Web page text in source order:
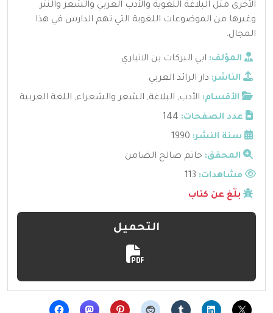
الأخرى مثل البلاغة اللغوية والأدب العربي والشعر والنثر
وغيرها من الموضوعات اللغوية التي تهم الدارس في هذا
المجال.
المؤلف: ابي البركات بن الانباري
الناشر: دار الرائد العربي
الأقسام: الأدب, البلاغة, الشعر والشعراء, اللغة العربية
عدد الصفحات: 144
سنة النشر: 1990
المحقق: حاتم صالح الضامن
مشاهدات:
بلّغ عن كتاب
التحميل